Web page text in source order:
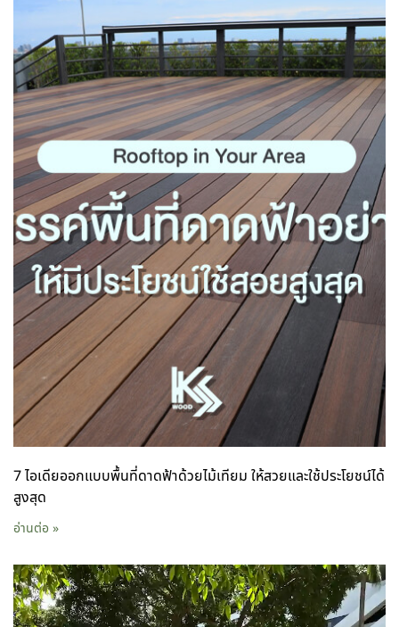
7 ไอเดียออกแบบพื้นที่ดาดฟ้าด้วยไม้เทียม ให้สวยและใช้ประโยชน์ได้
สูงสุด
อ่านต่อ »